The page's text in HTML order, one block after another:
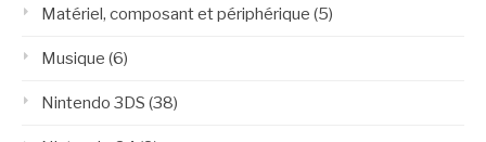
Matériel, composant et périphérique (5)
Musique (6)
Nintendo 3DS (38)